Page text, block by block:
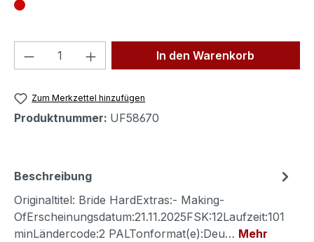
Produkt Anzahl: Gib denIn den Warenkorb
Zum Merkzettel hinzufügen
Produktnummer: UF58670
Beschreibung
Originaltitel: Bride HardExtras:- Making-
OfErscheinungsdatum:21.11.2025FSK:12Laufzeit:101
minLändercode:2 PALTonformat(e):Deu… Mehr